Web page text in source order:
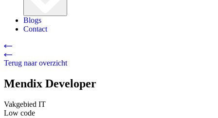
Blogs
Contact
Terug naar overzicht
Mendix Developer
Vakgebied IT
Low code